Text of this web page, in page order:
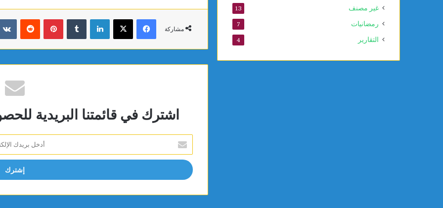
مشاركة
فيسبوكX لينكدإن بينتيريست
اشترك في قائمتنا البريدية
بريدك
الإلكتروني
غير مصنف 13
رمضانيات 7
التقارير 4